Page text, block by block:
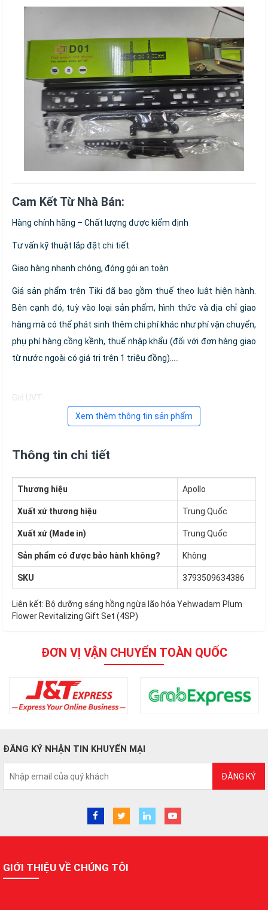
Cam Kết Từ Nhà Bán:
Hàng chính hãng – Chất lượng được kiểm định
Tư vấn kỹ thuật lắp đặt chi tiết
Giao hàng nhanh chóng, đóng gói an toàn
Giá sản phẩm trên Tiki đã bao gồm thuế theo luật hiện hành.
Bên cạnh đó, tuỳ vào loại sản phẩm, hình thức và địa chỉ giao
hàng mà có thể phát sinh thêm chi phí khác như phí vận chuyển,
phụ phí hàng cồng kềnh, thuế nhập khẩu (đối với đơn hàng giao
từ nước ngoài có giá trị trên 1 triệu đồng).....
Giá UVT
Xem thêm thông tin sản phẩm
Thông tin chi tiết
Thương hiệu Apollo
Xuất xứ thương hiệu Trung Quốc
Xuất xứ (Made in) Trung Quốc
Sản phẩm có được bảo hành không? Không
SKU 3793509634386
Liên kết: Bộ dưỡng sáng hồng ngừa lão hóa Yehwadam Plum
Flower Revitalizing Gift Set (4SP)
ĐƠN VỊ VẬN CHUYỂN TOÀN QUỐC
ĐĂNG KÝ NHẬN TIN KHUYẾN MẠI
ĐĂNG KÝ
GIỚI THIỆU VỀ CHÚNG TÔI